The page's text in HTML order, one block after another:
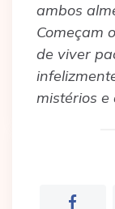
ambos
Começam
de viver
mistérios e